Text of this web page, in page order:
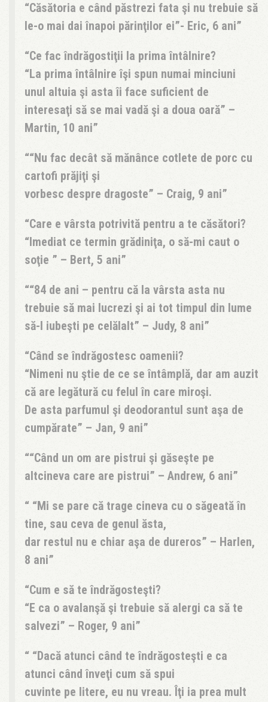
“Căsătoria e când păstrezi fata şi nu trebuie să
le-o mai dai înapoi părinţilor ei”- Eric, 6 ani
Ce fac îndrăgostiţii la prima întâlnire?
“La prima întâlnire îşi spun numai minciuni
unul altuia şi asta îi face suficient de
interesaţi să se mai vadă şi a doua oară” –
Martin, 10 ani
“Nu fac decât să mănânce cotlete de porc cu
cartofi prăjiţi şi
vorbesc despre dragoste” – Craig, 9 ani
Care e vârsta potrivită pentru a te căsători?
“Imediat ce termin grădiniţa, o să-mi caut o
soţie ” – Bert, 5 ani
“84 de ani – pentru că la vârsta asta nu
trebuie să mai lucrezi şi ai tot timpul din lume
să-l iubeşti pe celălalt” – Judy, 8 ani
Când se îndrăgostesc oamenii?
“Nimeni nu ştie de ce se întâmplă, dar am auzit
că are legătură cu felul în care miroşi.
De asta parfumul şi deodorantul sunt aşa de
cumpărate” – Jan, 9 ani
“Când un om are pistrui şi găseşte pe
altcineva care are pistrui” – Andrew, 6 ani
“Mi se pare că trage cineva cu o săgeată în
tine, sau ceva de genul ăsta,
dar restul nu e chiar aşa de dureros” – Harlen,
8 ani
Cum e să te îndrăgosteşti?
“E ca o avalanşă şi trebuie să alergi ca să te
salvezi” – Roger, 9 ani
“Dacă atunci când te îndrăgosteşti e ca
atunci când înveţi cum să spui
cuvinte pe litere, eu nu vreau. Îţi ia prea mult